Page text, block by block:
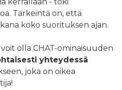
Tärkeintä on, että
koko suorituksen ajan.
olla CHAT-ominaisuuden
yhteydessä
joka on oikea